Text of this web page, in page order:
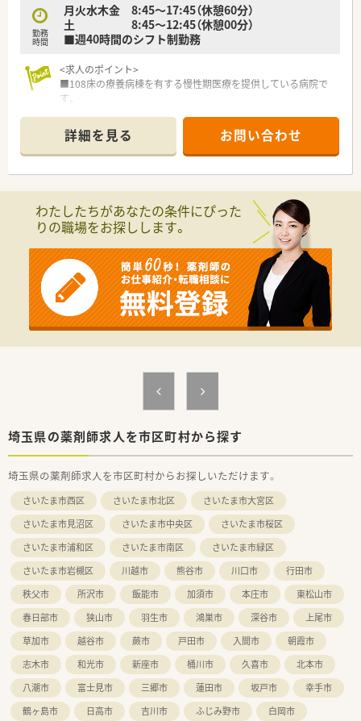
勤務
時間
月火水木金 8:45～17:45（休憩60分）
土 8:45～12:45（休憩00分）
■週40時間のシフト制勤務
<求人のポイント>
■108床の療養病棟を有する慢性期医療を提供している病院で
す。
■日勤のみで夜勤等はございません！
■年間休日120日以上！ワークライフバランスを大切にしたい方
にオススメです♪
■30～40代の薬剤師が活躍をされています。
■春日部市で長期療養を必要とする慢性期医療を提供している
病院です。
■緩和ケア病棟も新規開設し、慢性期から終末期まで一貫した医
療を手掛けています。
■24時間保育所を完備しているので、子育てしながら働ける環
境です。
詳細を見る お問い合わせ
わたしたちがあなたの条件にぴった
りの職場をお探しします。
埼玉県の薬剤師求人を市区町村から探す
埼玉県の薬剤師求人を市区町村からお探しいただけます。
さいたま市西区 さいたま市北区
さいたま市大宮区
さいたま市見沼区
さいたま市中央区
さいたま市桜区
さいたま市浦和区
さいたま市南区
さいたま市緑区
さいたま市岩槻区
川越市 熊谷市 川口市
行田市
秩父市
所沢市 飯能市 加須市 本庄市
東松山市
春日部市
狭山市 羽生市 鴻巣市 深谷市
上尾市
草加市
越谷市 蕨市 戸田市 入間市
朝霞市
志木市
和光市 新座市 桶川市 久喜市
北本市
八潮市
富士見市 三郷市 蓮田市 坂戸市
幸手市
鶴ヶ島市
日高市 吉川市 ふじみ野市 白岡市